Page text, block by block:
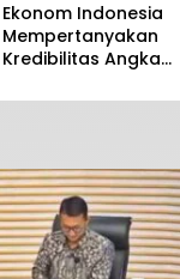
Ekonom Indonesia
Mempertanyakan
Kredibilitas Angka
Tumbuh Tapi Rapuh